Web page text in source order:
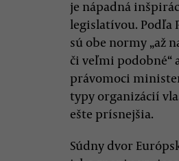
je nápadná
legislatívou. Podľa
sú obe normy „až
či veľmi podobné“
právomoci
typy organizácií
ešte prísnejšia.
Súdny dvor